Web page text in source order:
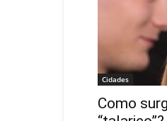
Cidades
Como